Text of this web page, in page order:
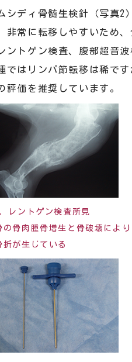
シディ骨髄生検針（写真2
非常に転移しやすいため
ントゲン検査、腹部超音
ではリンパ節転移は稀で
評価を推奨しています。
レントゲン検査所見
の骨肉腫骨増生と骨破壊により
折が生じている